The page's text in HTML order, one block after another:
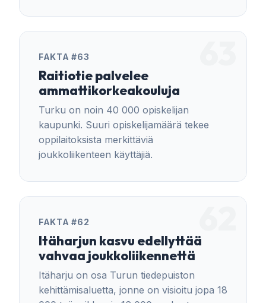
FAKTA #63
Raitiotie palvelee
ammattikorkeakouluja
Turku on noin 40 000 opiskelijan
kaupunki. Suuri opiskelijamäärä tekee
oppilaitoksista merkittäviä
joukkoliikenteen käyttäjiä.
FAKTA #62
Itäharjun kasvu edellyttää
vahvaa joukkoliikennettä
Itäharju on osa Turun tiedepuiston
kehittämisaluetta, jonne on visioitu jopa 18